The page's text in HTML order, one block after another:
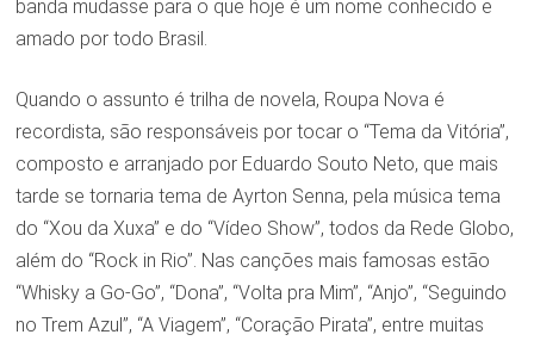
banda mudasse para o que hoje é um nome conhecido e
amado por todo Brasil.
Quando o assunto é trilha de novela, Roupa Nova é
recordista, são responsáveis por tocar o “Tema da Vitória”,
composto e arranjado por Eduardo Souto Neto, que mais
tarde se tornaria tema de Ayrton Senna, pela música tema
do “Xou da Xuxa” e do “Vídeo Show”, todos da Rede Globo,
além do “Rock in Rio”. Nas canções mais famosas estão
“Whisky a Go-Go”, “Dona”, “Volta pra Mim”, “Anjo”, “Seguindo
no Trem Azul”, “A Viagem”, “Coração Pirata”, entre muitas